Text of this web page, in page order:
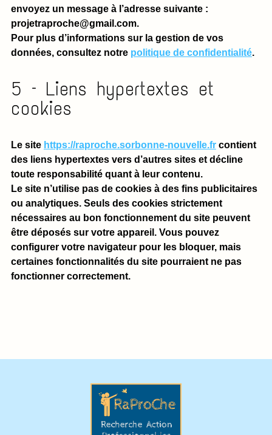
envoyez un message à l’adresse suivante :
projetraproche@gmail.com.
Pour plus d’informations sur la gestion de vos
données, consultez notre politique de confidentialité.
5 – Liens hypertextes et
cookies
Le site https://raproche.sorbonne-nouvelle.frcontient
des liens hypertextes vers d’autres sites et décline
toute responsabilité quant à leur contenu.
Le site n’utilise pas de cookies à des fins publicitaires
ou analytiques. Seuls des cookies strictement
nécessaires au bon fonctionnement du site peuvent
être déposés sur votre appareil. Vous pouvez
configurer votre navigateur pour les bloquer, mais
certaines fonctionnalités du site pourraient ne pas
fonctionner correctement.